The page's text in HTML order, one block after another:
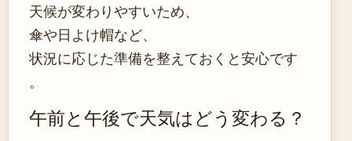
天候が変わりやすいため、
傘や日よけ帽など、
状況に応じた準備を整えておくと安心です
。
午前と午後で天気はどう変わる？